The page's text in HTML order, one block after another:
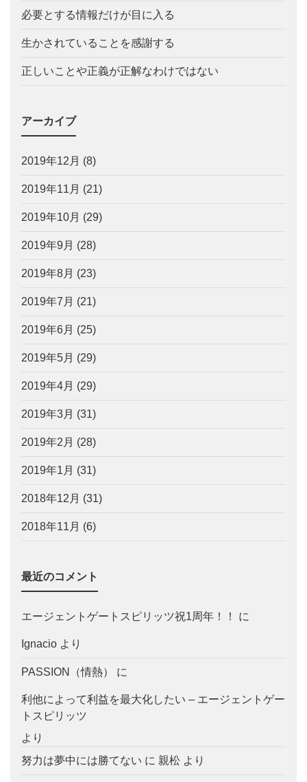
必要とする情報だけが目に入る
生かされていることを感謝する
正しいことや正義が正解なわけではない
アーカイブ
2019年12月 (8)
2019年11月 (21)
2019年10月 (29)
2019年9月 (28)
2019年8月 (23)
2019年7月 (21)
2019年6月 (25)
2019年5月 (29)
2019年4月 (29)
2019年3月 (31)
2019年2月 (28)
2019年1月 (31)
2018年12月 (31)
2018年11月 (6)
最近のコメント
エージェントゲートスピリッツ祝1周年！！ に
Ignacio より
PASSION（情熱） に
利他によって利益を最大化したい – エージェントゲー
トスピリッツ
より
努力は夢中には勝てない に 親松 より